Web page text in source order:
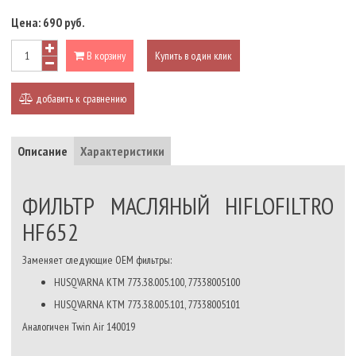
Цена: 690 руб.
В корзину Купить в один клик
добавить к сравнению
Описание Характеристики
ФИЛЬТР МАСЛЯНЫЙ HIFLOFILTRO
HF652
Заменяет следующие OEM фильтры:
HUSQVARNA KTM 773.38.005.100, 77338005100
HUSQVARNA KTM 773.38.005.101, 77338005101
Аналогичен Twin Air 140019